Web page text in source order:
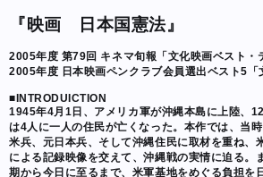
『映画 日本国憲法』
2005年度 第79回 キネマ旬報「文化映画ベスト・
2005年度 日本映画ペンクラブ会員選出ベスト5「
■INTRODUICTION
1945年4月1日、アメリカ軍が沖縄本島に上陸、
は4人に一人の住民が亡くなった。本作では、当
米兵、元日本兵、そして沖縄住民に取材を重ね、
による記録映像を交えて、沖縄戦の実情に迫る。
期から今日に至るまで、米軍基地をめぐる負担を